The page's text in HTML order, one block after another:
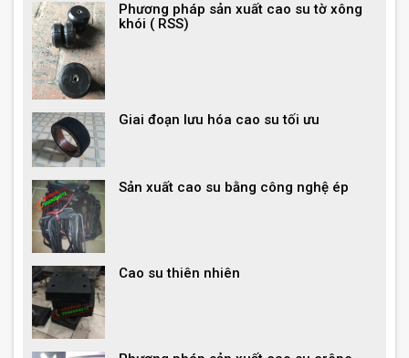
Phương pháp sản xuất cao su tờ xông
khói ( RSS)
Giai đoạn lưu hóa cao su tối ưu
Sản xuất cao su bằng công nghệ ép
Cao su thiên nhiên